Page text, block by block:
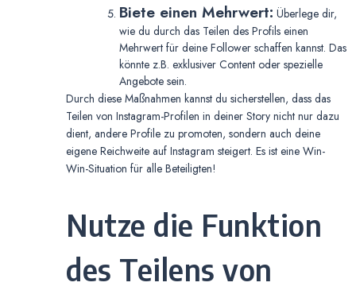
Biete einen Mehrwert: Überlege dir,
wie du durch das Teilen des Profils einen
Mehrwert für deine Follower schaffen kannst. Das
könnte z.B. exklusiver Content oder spezielle
Angebote sein.
Durch diese Maßnahmen kannst du sicherstellen, dass das
Teilen von Instagram-Profilen in deiner Story nicht nur dazu
dient, andere Profile zu promoten, sondern auch deine
eigene Reichweite auf Instagram steigert. Es ist eine Win-
Win-Situation für alle Beteiligten!
Nutze die Funktion
des Teilens von